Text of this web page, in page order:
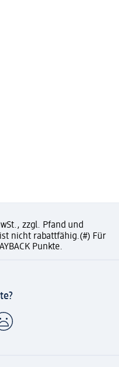
zzgl. Pfand und
nicht rabattfähig.(#) Für
Punkte.